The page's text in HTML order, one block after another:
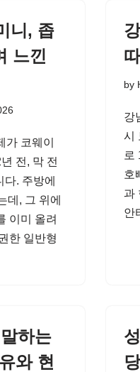
니, 좁
느낀
코웨이
전, 막 전
. 주방에
데, 그 위에
이미 올려
한 일반형
by
강
시
로
호
과
안
하는
와 현